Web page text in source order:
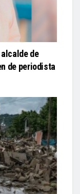
de
de periodista